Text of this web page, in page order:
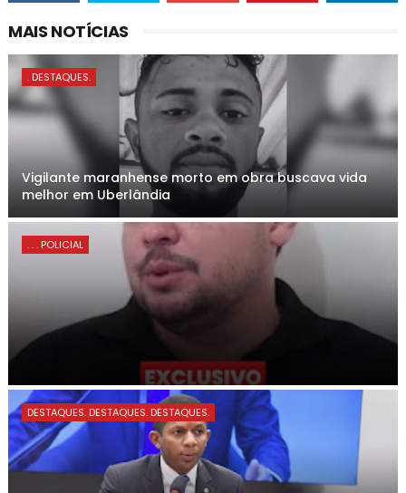
MAIS NOTÍCIAS
. DESTAQUES.
Vigilante maranhense morto em obra buscava vida
melhor em Uberlândia
. . . POLICIAL
DESTAQUES. DESTAQUES. DESTAQUES.